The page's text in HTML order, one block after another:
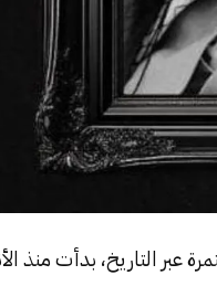
التاريخ، بدأت منذ